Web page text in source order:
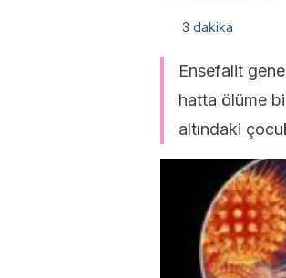
3 dakika
Ensefalit
hatta ölüme
altındaki